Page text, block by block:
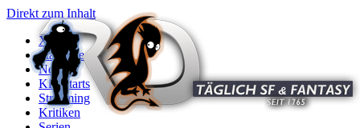
Direkt zum Inhalt
X
Startseite
News
Kinostarts
Streaming
Kritiken